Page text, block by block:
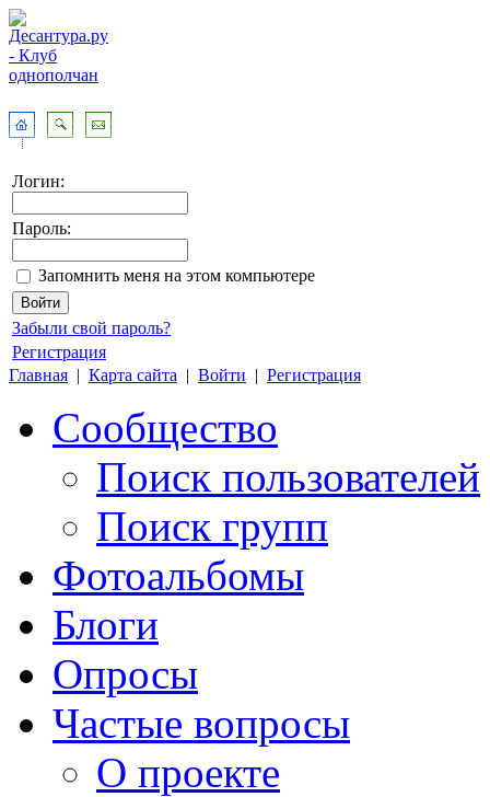
Логин:
Пароль:
Запомнить меня на этом компьютере
Забыли свой пароль?
Регистрация
Главная | Карта сайта | Войти | Регистрация
Сообщество
Поиск пользователей
Поиск групп
Фотоальбомы
Блоги
Опросы
Частые вопросы
О проекте